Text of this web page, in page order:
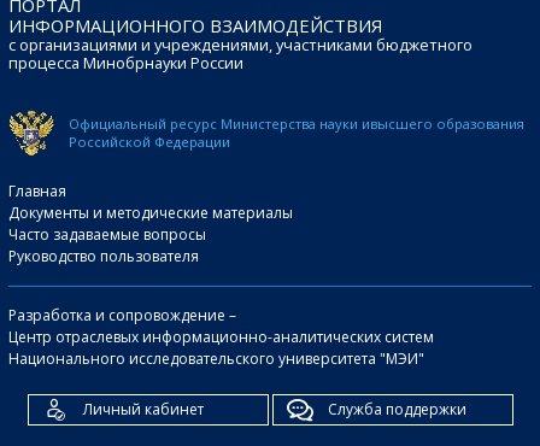
ИНФОРМАЦИОННОГО ВЗАИМОДЕЙСТВИЯ
с организациями и учреждениями, участниками бюджетного
процесса Минобрнауки России
Официальный ресурс Министерства науки ивысшего образования
Российской Федерации
Главная
Документы и методические материалы
Часто задаваемые вопросы
Руководство пользователя
Разработка и сопровождение –
Центр отраслевых информационно-аналитических систем
Национального исследовательского университета "МЭИ"
Личный кабинет Служба поддержки